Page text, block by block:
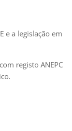
e a legislação em
registo ANEPC